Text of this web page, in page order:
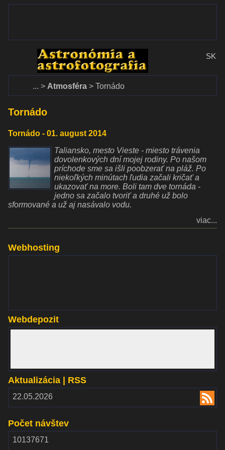
Tornádo
Tornádo - 01. august 2014
Taliansko, mesto Vieste - miesto trávenia
dovolenkových dní mojej rodiny. Po našom
príchode sme sa išli poobzerať na pláž. Po
niekoľkých minútach ľudia začali kričať a
ukazovať na more. Boli tam dve tornáda -
jedno sa začalo tvoriť a druhé už bolo
sformované a už aj nasávalo vodu.
viac...
Atmosféra Tornádo
Webhosting
Webdepozit
Počet návštev
10137671
Aktualizácia | RSS
22.05.2026
RSS
2.00
www.astronomy.sk SK